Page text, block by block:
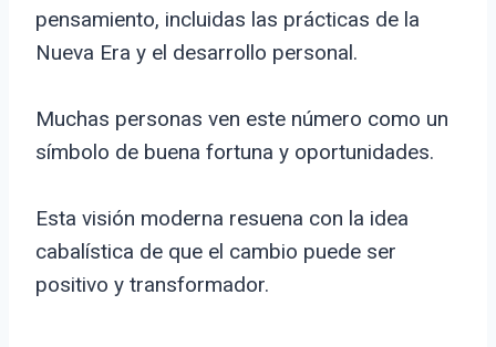
pensamiento, incluidas las prácticas de la
Nueva Era y el desarrollo personal.
Muchas personas ven este número como un
símbolo de buena fortuna y oportunidades.
Esta visión moderna resuena con la idea
cabalística de que el cambio puede ser
positivo y transformador.